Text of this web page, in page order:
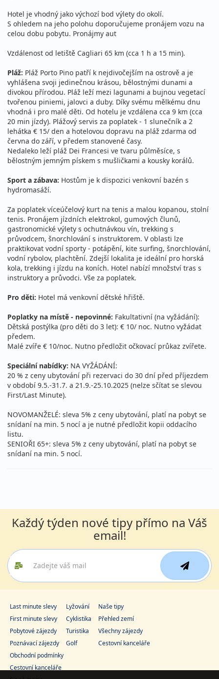
Hotel je vhodný jako výchozí bod výlety do okolí.
S ohledem na jeho polohu doporučujeme pronájem vozu na
celou dobu pobytu. Pronájmy aut
Vzdálenost od letiště Cagliari 65 km (cca 1 h a 15 min).
Pláž: Pláž Porto Pino patří k nejdivočejším na ostrově a je
vyhlášena svoji jedinečnou krásou, bělostnými dunami a
divokou přírodou. Pláž leží mezi lagunami a bujnou vegetací
tvořenou piniemi, jalovci a duby. Díky svému mělkému dnu
vhodná i pro malé děti. Od hotelu je vzdálena cca 9 km (cca
20 min jízdy). Plážový servis za poplatek - 1 slunečník a 2
lehátka € 15/ den a hotelovou dopravu na pláž zdarma od
června do září, v předem stanovené časy.
Nedaleko leží pláž Dei Francesi ve tvaru půlměsíce, s
bělostným jemným pískem s mušličkami a kousky korálů.
Sport a zábava: Hostům je k dispozici venkovní bazén s
hydromasáží.
Za poplatek víceúčelový kurt na tenis a malou kopanou, stolní
tenis. Pronájem jízdních elektrokol, gumových člunů,
gastronomické výlety s ochutnávkou vín, trekking s
průvodcem, šnorchlování s instruktorem. V oblasti lze
praktikovat vodní sporty - potápění, kite surfing, šnorchlování,
vodní rybolov, plachtění. Zdejší lokalita je ideální pro horská
kola, trekking i jízdu na koních. Hotel nabízí množství tras s
instruktory a průvodci. Vše za poplatek.
Pro děti: Hotel má venkovní dětské hřiště.
Poplatky na místě - nepovinné: Fakultativní (na vyžádání):
Dětská postýlka (pro děti do 3 let): € 10/ noc. Nutno vyžádat
předem.
Malé zvíře € 10/noc. Nutno předložit očkovací průkaz zvířete.
Speciální nabídky: NA VYŽÁDÁNÍ:
20 % z ceny ubytování při rezervaci do 30 dní před příjezdem
v období 9.5.-31.7. a 21.9.-25.10.2025 (nelze sčítat se slevou
First/Last Minute).
NOVOMANŽELÉ: sleva 5% z ceny ubytování, platí na pobyt se
snídaní na min. 5 nocí a je nutné předložit kopii oddacího
listu.
SENIOŘI 65+: sleva 5% z ceny ubytování, platí na pobyt se
snídaní na min. 5 nocí.
Každý týden nové tipy přímo na Váš
email!
Last minute slevy
First minute slevy
Pobytové zájezdy
Poznávací zájezdy
Lyžování
Cyklistika
Turistika
Golf
Naše tipy
Přehled zemí
Všechny zájezdy
Cestovní kanceláře
Obchodní podmínky
Cestovní kanceláře